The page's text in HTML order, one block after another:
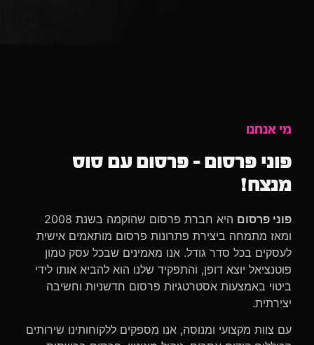
מי אנחנו
פוני פרסום - פרסום עם סוס
מנצח!
פוני פרסום
היא חברת פרסום שהוקמה בשנת 2008
ומאז מתמחה ביצירת פתרונות פרסום מותאמים אישית
לעסקים בכל סדר גודל. אנו מאמינים שבכל עסק טמון
פוטנציאל יוצא דופן, והתפקיד שלנו הוא להביא אותו לידי
ביטוי באמצעות אסטרטגיות פרסום חדשניות וחשיבה
יצירתית.
עם צוות מקצועי ומנוסה, אנו מספקים ללקוחותינו שירותים